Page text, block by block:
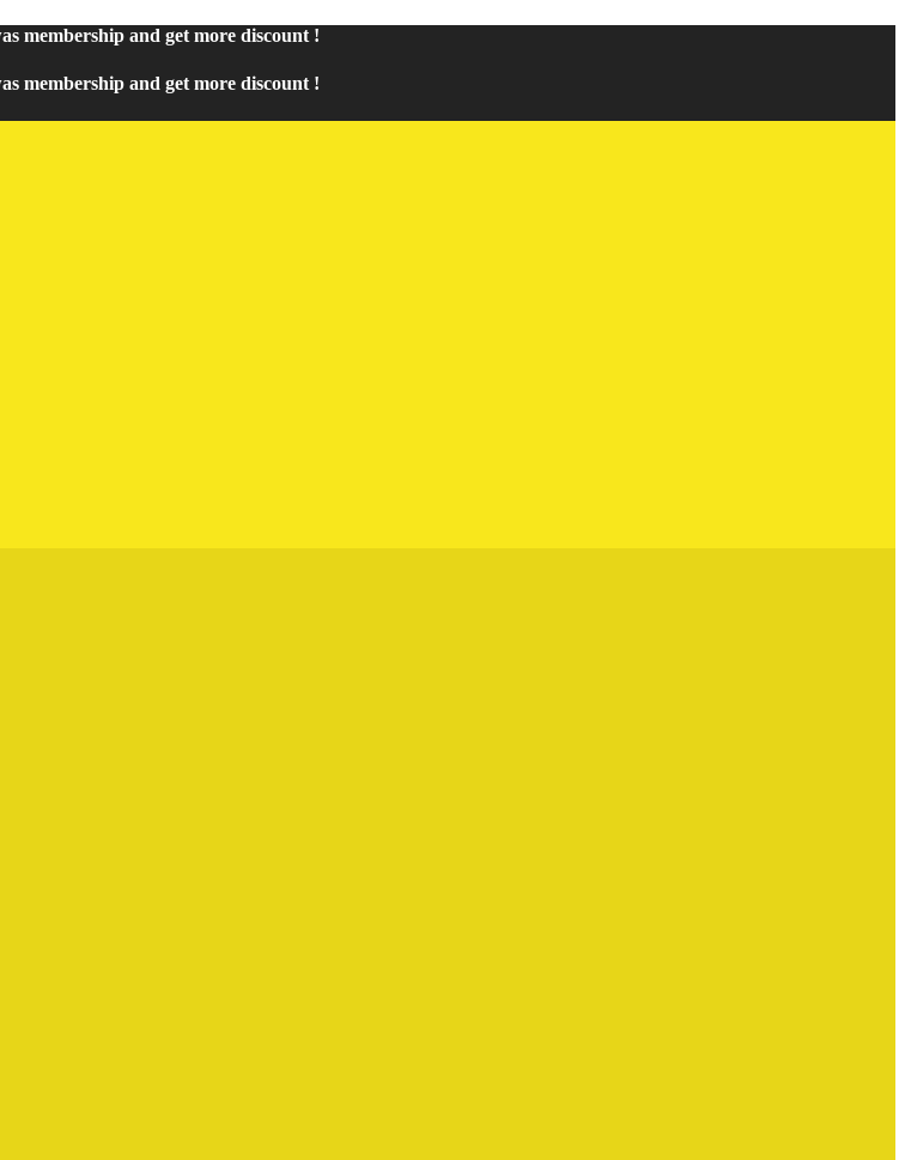
membership and get more discount !
membership and get more discount !